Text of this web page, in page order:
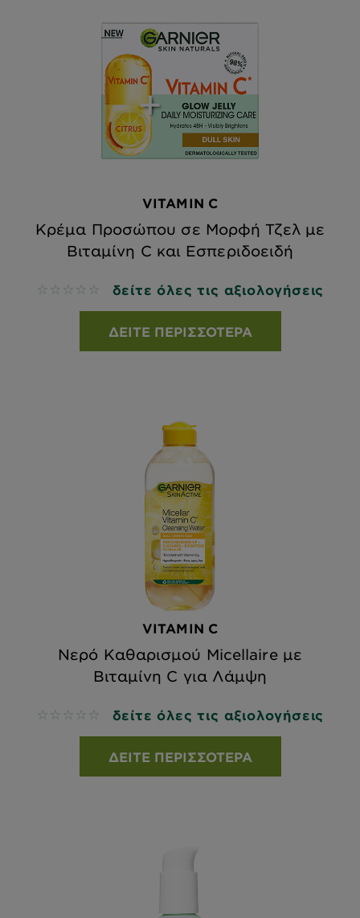
VITAMIN C
Κρέμα Προσώπου σε Μορφή Τζελ με
Βιταμίνη C και Εσπεριδοειδή
No reviews δείτε όλες τις αξιολογήσεις
ΔΕΊΤΕ ΠΕΡΙΣΣΌΤΕΡΑ
VITAMIN C
Νερό Καθαρισμού Micellaire με
Βιταμίνη C για Λάμψη
No reviews δείτε όλες τις αξιολογήσεις
ΔΕΊΤΕ ΠΕΡΙΣΣΌΤΕΡΑ